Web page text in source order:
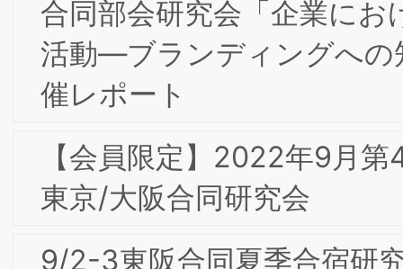
【会員限定】2020年9月 第4回東京専門
部会委員会 「『Airレジ』のブランディ
ングとその ビジネス貢献の証明」㈱リ
クルート野村恭子 氏
【会員限定】2020年7月 第3回東京専門
部会委員会 「FinTechを活用したイノベ
ーションによる新たな社会創造―世界の
Global Mobility Service(株) 中島徳至氏